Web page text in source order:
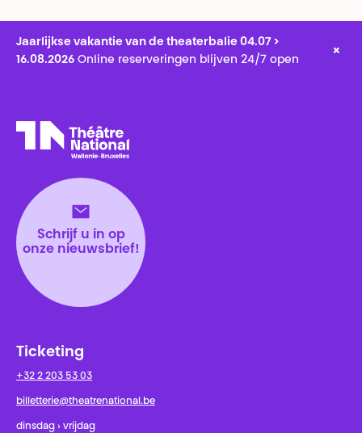
Jaarlijkse vakantie van de theaterbalie 04.07 >
16.08.2026 Online reserveringen blijven 24/7 open
×
Schrijf u in op
onze nieuwsbrief!
Ticketing
+32 2 203 53 03
billetterie@theatrenational.be
dinsdag › vrijdag